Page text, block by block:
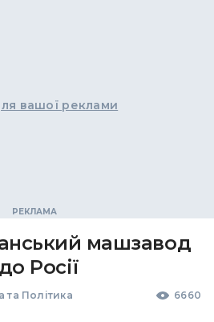
вашої реклами
машзавод
Росії
та Політика 6660